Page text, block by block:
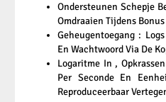
Ondersteunen Schepje
Omdraaien Tijdens
Geheugentoegang :
En Wachtwoord Via De
Logaritme In ,
Per Seconde En
Reproduceerbaar